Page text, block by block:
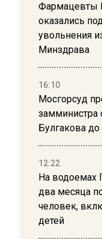
Фармацевты
оказались
увольнения
Минздрава
16:10
Мосгорсуд
замминистра
Булгакова до
12:22
На водоемах
два месяца
человек,
детей